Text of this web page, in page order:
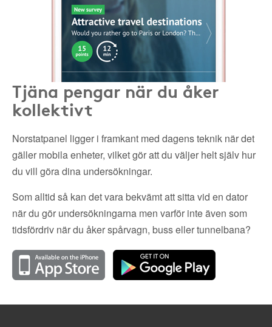
Tjäna pengar när du åker
kollektivt
Norstatpanel ligger i framkant med dagens teknik när det
gäller mobila enheter, vilket gör att du väljer helt själv hur
du vill göra dina undersökningar.
Som alltid så kan det vara bekvämt att sitta vid en dator
när du gör undersökningarna men varför inte även som
tidsfördriv när du åker spårvagn, buss eller tunnelbana?